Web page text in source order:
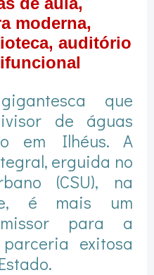
moderna,
auditório
que
de águas
em Ilhéus. A
erguida no
(CSU), na
é mais um
para a
exitosa